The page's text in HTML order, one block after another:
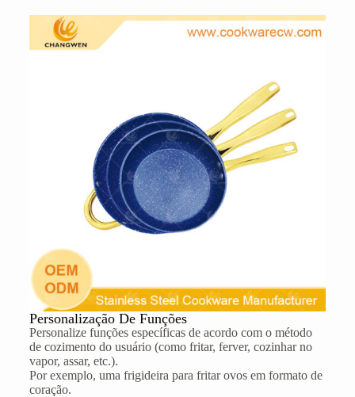
Personalização De Funções
Personalize funções específicas de acordo com o método
de cozimento do usuário (como fritar, ferver, cozinhar no
vapor, assar, etc.).
Por exemplo, uma frigideira para fritar ovos em formato de
coração.